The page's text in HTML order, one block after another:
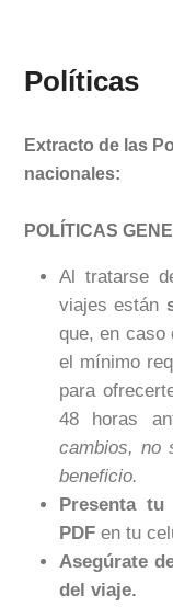
Políticas
Extracto de las
nacionales:
POLÍTICAS
Al tratarse
viajes están
que, en caso
el mínimo
para
48 horas
cambios, no
beneficio.
Presenta
PDF en tu
Asegúrate
del viaje.